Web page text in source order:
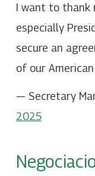
I want to thank
especially
secure an
of our
— Secretary
2025